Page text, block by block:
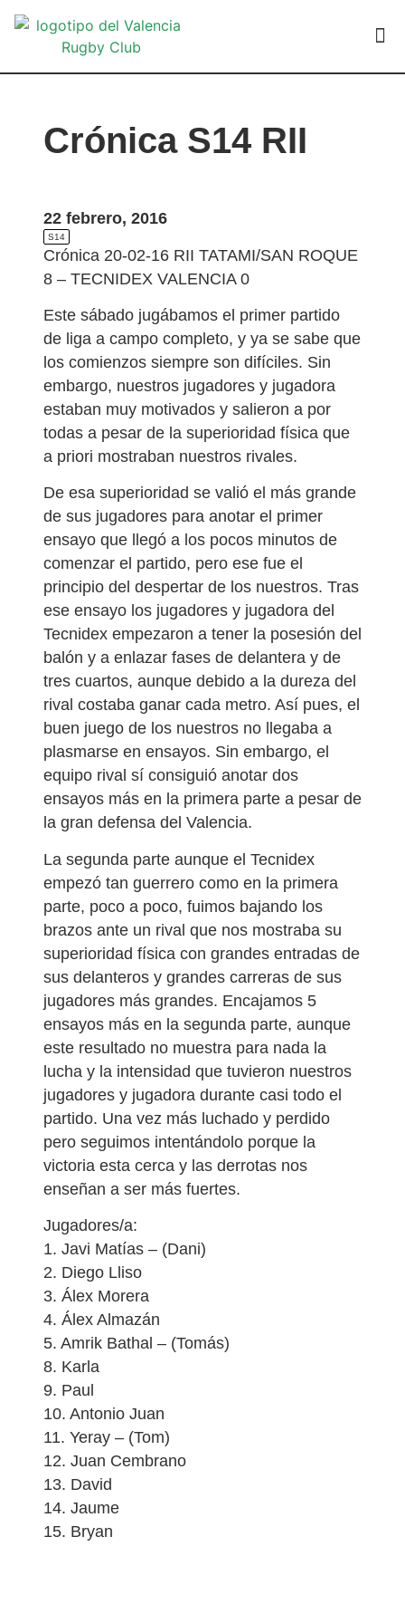
Crónica S14 RII
22 febrero, 2016
S14
Crónica 20-02-16 RII TATAMI/SAN ROQUE
8 – TECNIDEX VALENCIA 0
Este sábado jugábamos el primer partido
de liga a campo completo, y ya se sabe que
los comienzos siempre son difíciles. Sin
embargo, nuestros jugadores y jugadora
estaban muy motivados y salieron a por
todas a pesar de la superioridad física que
a priori mostraban nuestros rivales.
De esa superioridad se valió el más grande
de sus jugadores para anotar el primer
ensayo que llegó a los pocos minutos de
comenzar el partido, pero ese fue el
principio del despertar de los nuestros. Tras
ese ensayo los jugadores y jugadora del
Tecnidex empezaron a tener la posesión del
balón y a enlazar fases de delantera y de
tres cuartos, aunque debido a la dureza del
rival costaba ganar cada metro. Así pues, el
buen juego de los nuestros no llegaba a
plasmarse en ensayos. Sin embargo, el
equipo rival sí consiguió anotar dos
ensayos más en la primera parte a pesar de
la gran defensa del Valencia.
La segunda parte aunque el Tecnidex
empezó tan guerrero como en la primera
parte, poco a poco, fuimos bajando los
brazos ante un rival que nos mostraba su
superioridad física con grandes entradas de
sus delanteros y grandes carreras de sus
jugadores más grandes. Encajamos 5
ensayos más en la segunda parte, aunque
este resultado no muestra para nada la
lucha y la intensidad que tuvieron nuestros
jugadores y jugadora durante casi todo el
partido. Una vez más luchado y perdido
pero seguimos intentándolo porque la
victoria esta cerca y las derrotas nos
enseñan a ser más fuertes.
Jugadores/a:
1. Javi Matías – (Dani)
2. Diego Lliso
3. Álex Morera
4. Álex Almazán
5. Amrik Bathal – (Tomás)
8. Karla
9. Paul
10. Antonio Juan
11. Yeray – (Tom)
12. Juan Cembrano
13. David
14. Jaume
15. Bryan